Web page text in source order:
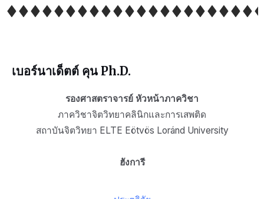
เบอร์นาเด็ตต์ คุน Ph.D.
รองศาสตราจารย์ หัวหน้าภาควิชา
ภาควิชาจิตวิทยาคลินิกและการเสพติด
สถาบันจิตวิทยา ELTE Eötvös Loránd University
ฮังการี